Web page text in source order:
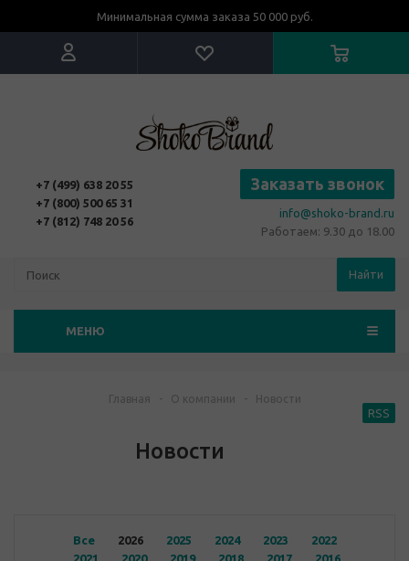
Минимальная сумма заказа 50 000 руб.
+7 (499) 638 20 55
+7 (800) 500 65 31
+7 (812) 748 20 56
Заказать звонок
info@shoko-brand.ru
Работаем: 9.30 до 18.00
Найти
МЕНЮ
Главная - О компании - Новости
Новости
RSS
Все 2026 2025 2024 2023
2022
2021
2020 2019 2018 2017 2016